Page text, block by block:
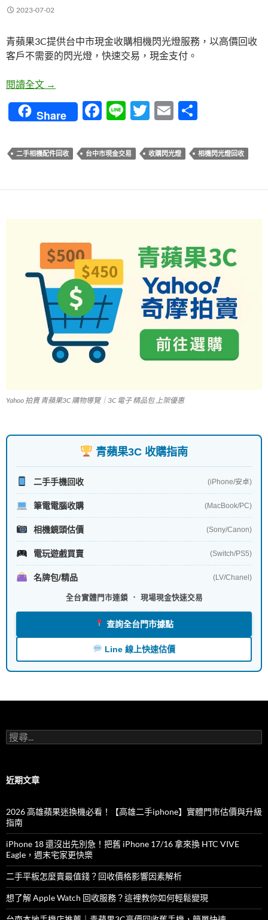
2023-07-02
青蘋果3C提供台中市現金收購相機閃光燈服務，以高價回收
客戶不需要的閃光燈，快速交易，現金支付。
閱讀全文 青蘋果3C- 台中市現金收購相機閃光燈
→
Share
F
e
o
Li
e
T
itt
E
ail
二手相機配件回收 台中市現金交易 收購閃光燈 相機閃光燈回收
Yahoo 拍賣 青蘋果3C 購物導覽｜3C 電子 精品包 上架優惠
青蘋果3C 收購指南
二手手機回收 (iPhone/安卓)
筆電電腦收購 (MacBook/PC)
相機鏡頭估價 (Sony/Canon)
電玩遊戲買賣 (Switch/PS5)
名牌包/精品 (LV/Chanel)
全台實體門市連鎖 ． 現場現金快速交易
查詢全台門市據點
Line 線上快速估價
搜
尋
字:
近期文章
2026 高雄蘋果迷換機必看！【高雄二手iphone】實體門市估價與升級
指南
iPhone 18 還沒出先別急！把舊 iPhone 17/16 拿來換 HTC VIVE
Eagle，週末宅家更快樂
二手平板怎麼賣最值錢？回收價格影響因素解析
想了解 Apple Watch 回收服務？這裡教你如何輕鬆變現